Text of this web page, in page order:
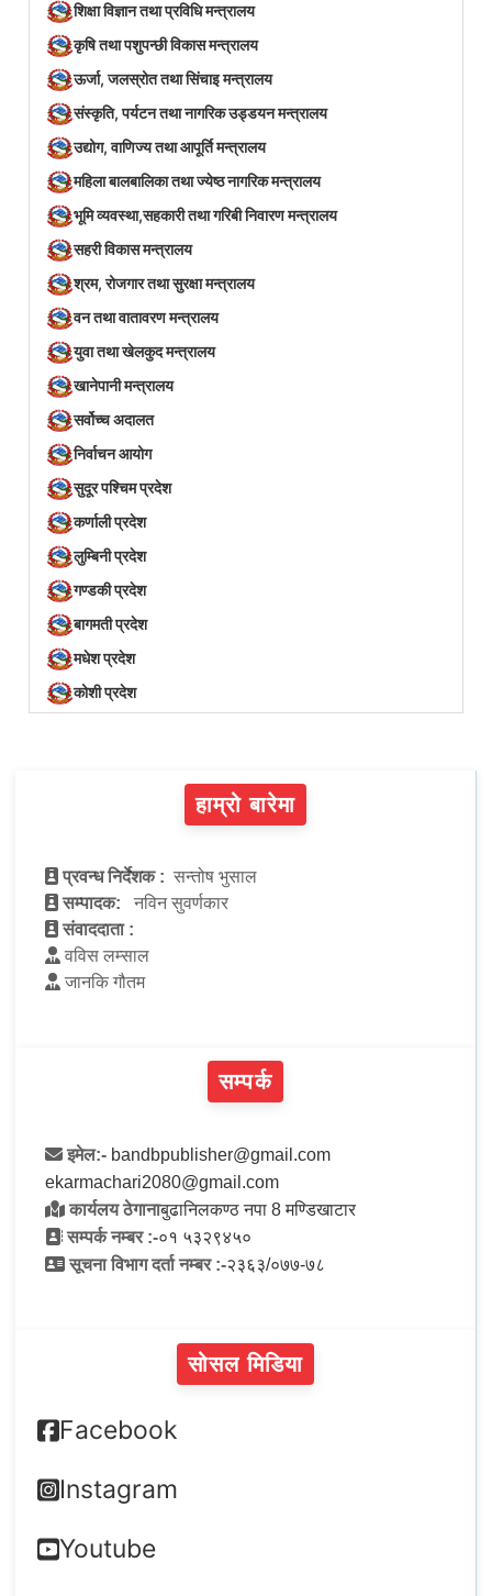
शिक्षा विज्ञान तथा प्रविधि मन्त्रालय
कृषि तथा पशुपन्छी विकास मन्त्रालय
ऊर्जा, जलस्रोत तथा सिंचाइ मन्त्रालय
संस्कृति, पर्यटन तथा नागरिक उड्डयन मन्त्रालय
उद्योग, वाणिज्य तथा आपूर्ति मन्त्रालय
महिला बालबालिका तथा ज्येष्ठ नागरिक मन्त्रालय
भूमि व्यवस्था,सहकारी तथा गरिबी निवारण मन्त्रालय
सहरी विकास मन्त्रालय
श्रम, रोजगार तथा सुरक्षा मन्त्रालय
वन तथा वातावरण मन्त्रालय
युवा तथा खेलकुद मन्त्रालय
खानेपानी मन्त्रालय
सर्वोच्च अदालत
निर्वाचन आयोग
सुदूर पश्चिम प्रदेश
कर्णाली प्रदेश
लुम्बिनी प्रदेश
गण्डकी प्रदेश
बागमती प्रदेश
मधेश प्रदेश
कोशी प्रदेश
हाम्रो बारेमा
प्रवन्ध निर्देशक : सन्तोष भुसाल
सम्पादक:
नविन सुवर्णकार
संवाददाता :
वविस लम्साल
जानकि गौतम
सम्पर्क
इमेल:- bandbpublisher@gmail.com
ekarmachari2080@gmail.com
कार्यलय ठेगानाबुढानिलकण्ठ नपा 8 मण्डिखाटार
सम्पर्क नम्बर :-०१ ५३२९४५०
सूचना विभाग दर्ता नम्बर :-२३६३/०७७-७८
सोसल मिडिया
Facebook
Instagram
Youtube